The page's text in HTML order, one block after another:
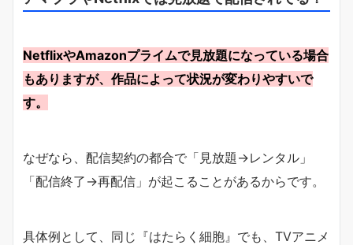
NetflixやAmazonプライムで見放題になっている場合
もありますが、作品によって状況が変わりやすいで
す。
なぜなら、配信契約の都合で「見放題→レンタル」
「配信終了→再配信」が起こることがあるからです。
具体例として、同じ『はたらく細胞』でも、TVアニメ